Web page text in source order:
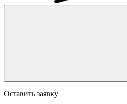
Оставить заявку